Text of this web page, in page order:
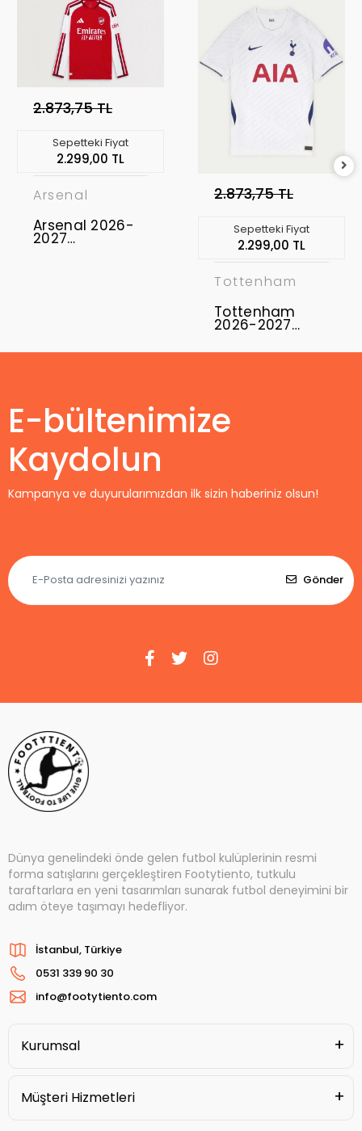
2.873,75 TL
Sepetteki Fiyat
2.299,00 TL
Arsenal
Arsenal 2026-
2027
2.873,75 TL
Sepetteki Fiyat
2.299,00 TL
Tottenham
Tottenham
2026-2027
Maç Forması
E-bültenimize
Kaydolun
Kampanya ve duyurularımızdan ilk sizin haberiniz olsun!
Gönder
Dünya genelindeki önde gelen futbol kulüplerinin resmi
forma satışlarını gerçekleştiren Footytiento, tutkulu
taraftarlara en yeni tasarımları sunarak futbol deneyimini bir
adım öteye taşımayı hedefliyor.
İstanbul, Türkiye
0531 339 90 30
info@footytiento.com
Kurumsal
Müşteri Hizmetleri